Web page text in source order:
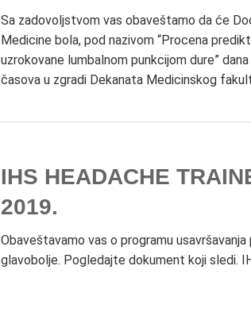
Sa zadovoljstvom vas obaveštamo da će
Medicine bola, pod nazivom “Procena
uzrokovane lumbalnom punkcijom dure”
časova u zgradi Dekanata Medicinskog
IHS HEADACHE
2019.
Obaveštavamo vas o programu
glavobolje. Pogledajte dokument koji sledi.